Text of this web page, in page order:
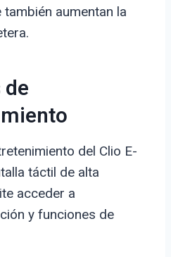
aumentan la
del Clio E-
táctil de alta
acceder a
y funciones de